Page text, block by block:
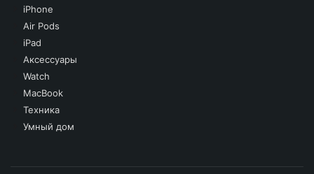
iPhone
Air Pods
iPad
Аксессуары
Watch
MacBook
Техника
Умный дом